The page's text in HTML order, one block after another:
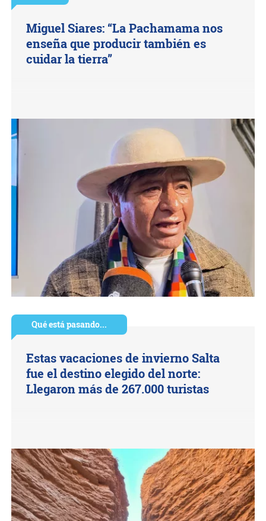
Miguel Siares: “La Pachamama nos
enseña que producir también es
cuidar la tierra”
Qué está pasando...
Estas vacaciones de invierno Salta
fue el destino elegido del norte:
Llegaron más de 267.000 turistas